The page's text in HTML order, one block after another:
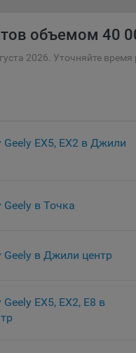
объемом 40
2026. Уточняйте время
Geely EX5, EX2 в Джили
в Точка
Geely в Джили центр
EX5, EX2, E8 в